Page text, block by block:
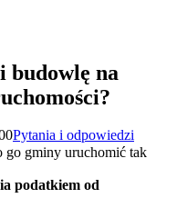
budowlę na
Pytania i odpowiedzi
go gminy uruchomić tak
podatkiem od